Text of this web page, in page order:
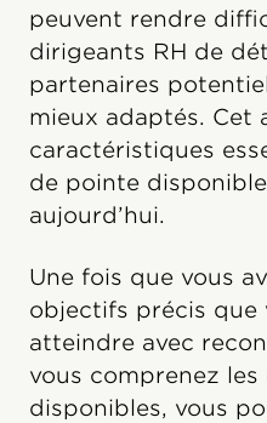
peuvent rendre
dirigeants RH de
partenaires
mieux adaptés. Cet
caractéristiques
de pointe
aujourd’hui.
Une fois que vous
objectifs précis que
atteindre avec
vous comprenez
disponibles, vous